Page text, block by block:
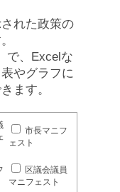
れた政策の
で、Excelな
やグラフに
ます。
市長マニフ
ェスト
区議会議員
マニフェスト